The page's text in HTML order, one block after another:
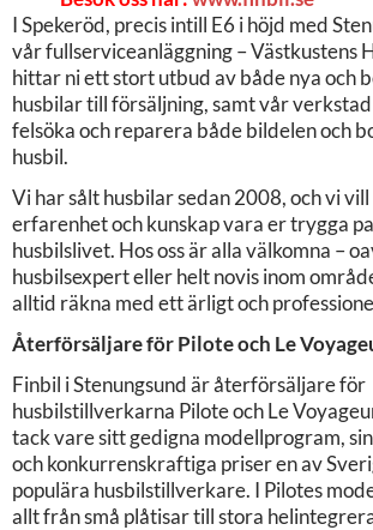
I Spekeröd, precis intill E6 i höjd med
vår fullserviceanläggning – Västkustens
hittar ni ett stort utbud av både nya och
husbilar till försäljning, samt vår verkstad
felsöka och reparera både bildelen och
husbil.
Vi har sålt husbilar sedan 2008, och vi
erfarenhet och kunskap vara er trygga
husbilslivet. Hos oss är alla välkomna –
husbilsexpert eller helt novis inom
alltid räkna med ett ärligt och
Återförsäljare för Pilote och Le
Finbil i Stenungsund är återförsäljare för
husbilstillverkarna Pilote och Le
tack vare sitt gedigna modellprogram,
och konkurrenskraftiga priser en av
populära husbilstillverkare. I Pilotes
allt från små plåtisar till stora